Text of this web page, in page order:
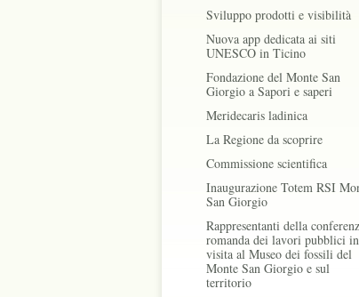
Sviluppo prodotti e visibilità
Nuova app dedicata ai siti
UNESCO in Ticino
Fondazione del Monte San
Giorgio a Sapori e saperi
Meridecaris ladinica
La Regione da scoprire
Commissione scientifica
Inaugurazione Totem RSI
San Giorgio
Rappresentanti della
romanda dei lavori pubblici in
visita al Museo dei fossili del
Monte San Giorgio e sul
territorio